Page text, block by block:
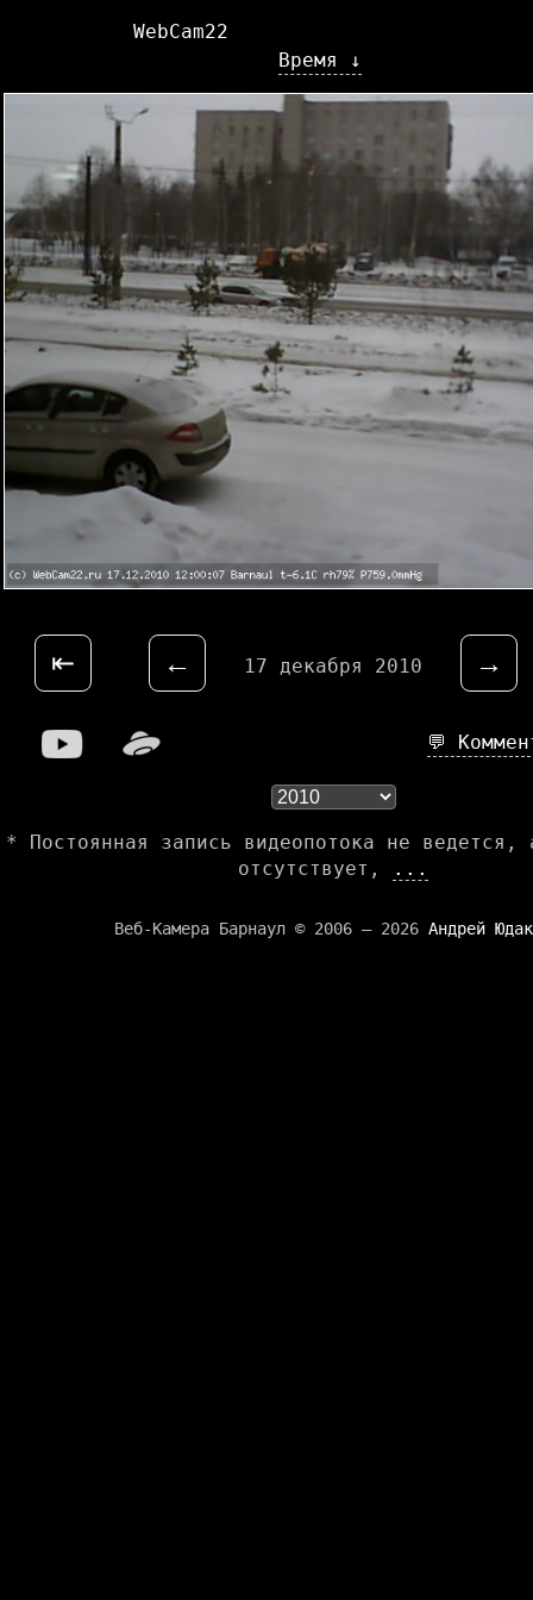
Время ↓
WebCam22
⇤ ← 17 декабря 2010 →
💬
* Постоянная запись видеопотока не ведется,
отсутствует,
...
Веб-Камера Барнаул © 2006 — 2026 Андрей